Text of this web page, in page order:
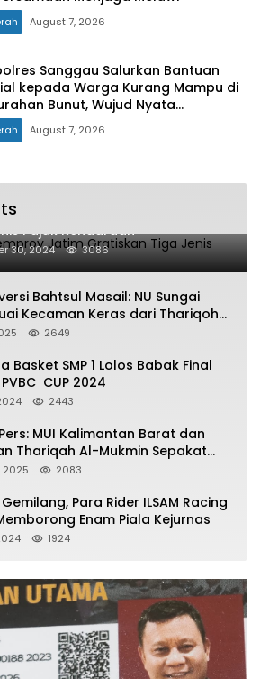
August 7, 2026
Sanggau Salurkan Bantuan
kepada Warga Kurang Mampu di
Bunut, Wujud Nyata
Polri Hadir untuk Masyarakat
August 7, 2026
Ke-79, Pemprov Jatim Gratiskan
Pajak Kendaraan
30, 2024 3086
Bahtsul Masail: NU Sungai
Kecaman Keras dari Thariqoh
2649
Basket SMP 1 Lolos Babak Final
CUP 2024
2443
MUI Kalimantan Barat dan
Thariqah Al-Mukmin Sepakat
2025 2083
Para Rider ILSAM Racing
Enam Piala Kejurnas
1924